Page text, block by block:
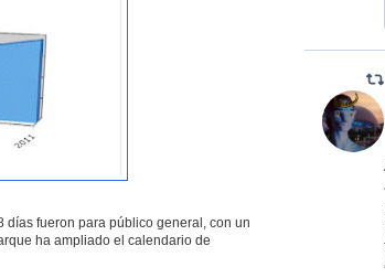
días fueron para público general, con un
ha ampliado el calendario de